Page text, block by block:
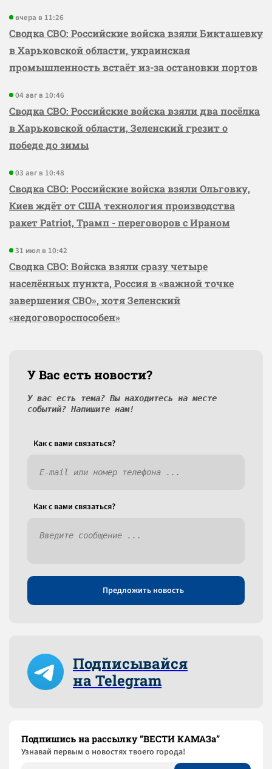
вчера в 11:26
Сводка СВО: Российские войска взяли Бикташевку
в Харьковской области, украинская
промышленность встаёт из-за остановки портов
04 авг в 10:46
Сводка СВО: Российские войска взяли два посёлка
в Харьковской области, Зеленский грезит о
победе до зимы
03 авг в 10:48
Сводка СВО: Российские войска взяли Ольговку,
Киев ждёт от США технология производства
ракет Patriot, Трамп - переговоров с Ираном
31 июл в 10:42
Сводка СВО: Войска взяли сразу четыре
населённых пункта, Россия в «важной точке
завершения СВО», хотя Зеленский
«недоговороспособен»
У Вас есть новости?
У вас есть тема? Вы находитесь на месте
событий? Напишите нам!
Как c вами связаться?
Как c вами связаться?
Предложить новость
Подписывайся
на Telegram
Подпишись на рассылку “ВЕСТИ КАМАЗа”
Узнaвай первым о новостях твоего города!